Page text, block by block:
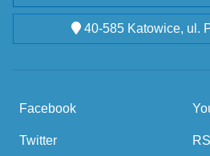
40-585 Katowice, ul.
Facebook
Twitter